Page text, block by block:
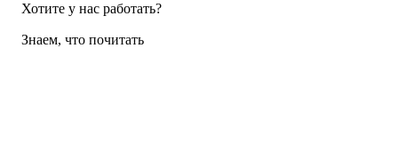
Хотите у нас работать?
Знаем, что почитать